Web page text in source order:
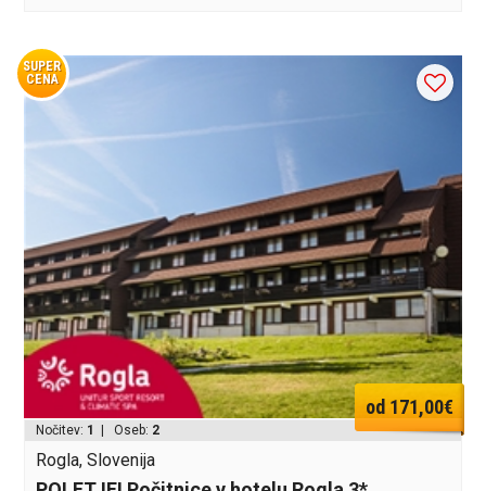
SUPER
CENA
od 171,00€
Nočitev: 1 | Oseb: 2
Rogla, Slovenija